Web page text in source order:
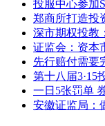
投服中心参加
郑商所打造投
深市期权投教
证监会：资本
先行赔付需要
第十八届3·15
一日5张罚单
安徽证监局：